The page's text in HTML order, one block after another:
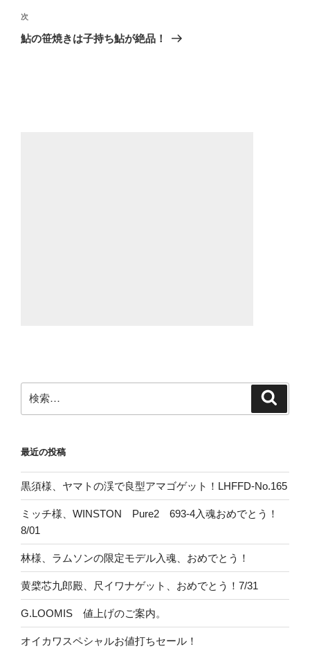
ゲ
ー
次
の
次
鮎の笹焼きは子持ち鮎が絶品！
検
索:
最近の投稿
黒須様、ヤマトの渓で良型アマゴゲット！LHFFD-No.165
ミッチ様、WINSTON Pure2 693-4入魂おめでとう！
8/01
林様、ラムソンの限定モデル入魂、おめでとう！
黄檗芯九郎殿、尺イワナゲット、おめでとう！7/31
G.LOOMIS 値上げのご案内。
オイカワスペシャルお値打ちセール！